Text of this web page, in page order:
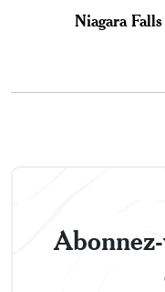
Niagara